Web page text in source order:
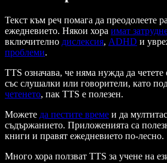
Текст към реч помага да преодолеете
ежедневието. Някои хора имат
включително дислексия, ADHD и
проблеми.
TTS означава, че няма нужда да
със слушалки или говорители, като
четенето, пак TTS е полезен.
Можете да пестите време и да
съдържанието. Приложенията са
книги и правят ежедневието по-лесно.
Много хора ползват TTS за учене на